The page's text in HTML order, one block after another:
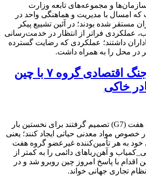
و مجموعه‌های تابعه وزارت
امسال با مدیریت و هماهنگی واحد در
مستقر شده بودند؛ در آئین تشییع پیکر
عملکردی فراتر از انتظار در خدمت‌رسانی
داشتند؛ عملکردی که رضایت گسترده
در محل را به همراه داشت.
رسمیت یافتن جنگ اقتصادی گروه ۷ با چین
خاکی
سران کشورهای گروه هفت (G7) تصمیم گرفتند برای نخستین بار
مواد معدنی حیاتی ایجاد کنند؛ یعنی
وابستگی خود به هر تأمین‌کننده غیرعضو گروه هفت
و آهن‌رباهای دائمی را به کمتر از
اقدام با پاسخ امروز چین روبرو شد و در
تجاری جهانی خواند.